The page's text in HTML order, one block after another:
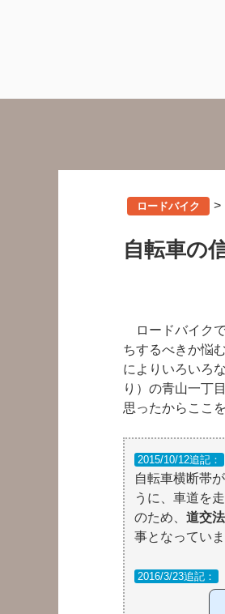
ロードバイク >
自転車の
ロードバイク
ちするべきか悩
によりいろいろ
り）の青山一丁
思ったからここ
2015/10/12追記：
自転車横断帯
うに、車道を
のため、道交法
事となっていま
2016/3/23追記：